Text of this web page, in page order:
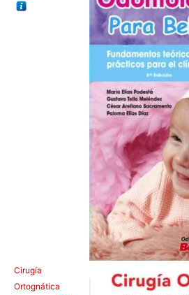
Cirugía
Ortognática